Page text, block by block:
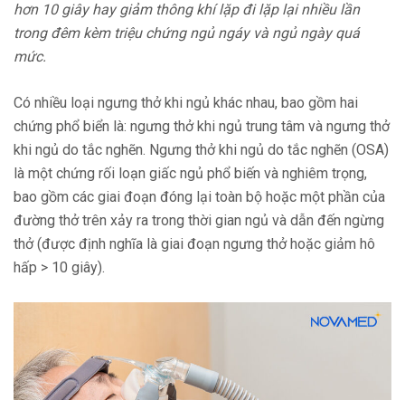
hơn 10 giây hay giảm thông khí lặp đi lặp lại nhiều lần
trong đêm kèm triệu chứng ngủ ngáy và ngủ ngày quá
mức.
Có nhiều loại ngưng thở khi ngủ khác nhau, bao gồm hai
chứng phổ biển là: ngưng thở khi ngủ trung tâm và ngưng thở
khi ngủ do tắc nghẽn. Ngưng thở khi ngủ do tắc nghẽn (OSA)
là một chứng rối loạn giấc ngủ phổ biến và nghiêm trọng,
bao gồm các giai đoạn đóng lại toàn bộ hoặc một phần của
đường thở trên xảy ra trong thời gian ngủ và dẫn đến ngừng
thở (được định nghĩa là giai đoạn ngưng thở hoặc giảm hô
hấp > 10 giây).